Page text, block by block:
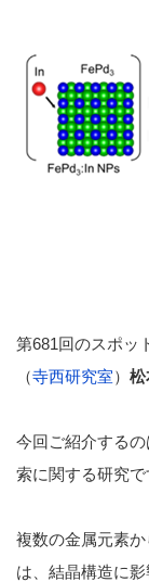
第681回のスポッ
（寺西研究室） 松
今回ご紹介する
索に関する研究で
複数の金属元素
は、結晶構造に